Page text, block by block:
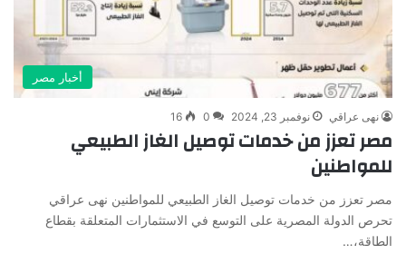
أخبار مصر
نهى عراقي نوفمبر 23, 2024 0
16
مصر تعزز من خدمات توصيل الغاز الطبيعي
للمواطنين
مصر تعزز من خدمات توصيل الغاز الطبيعي للمواطنين نهى عراقي
تحرص الدولة المصرية على التوسع في الاستثمارات المتعلقة بقطاع
الطاقة،…